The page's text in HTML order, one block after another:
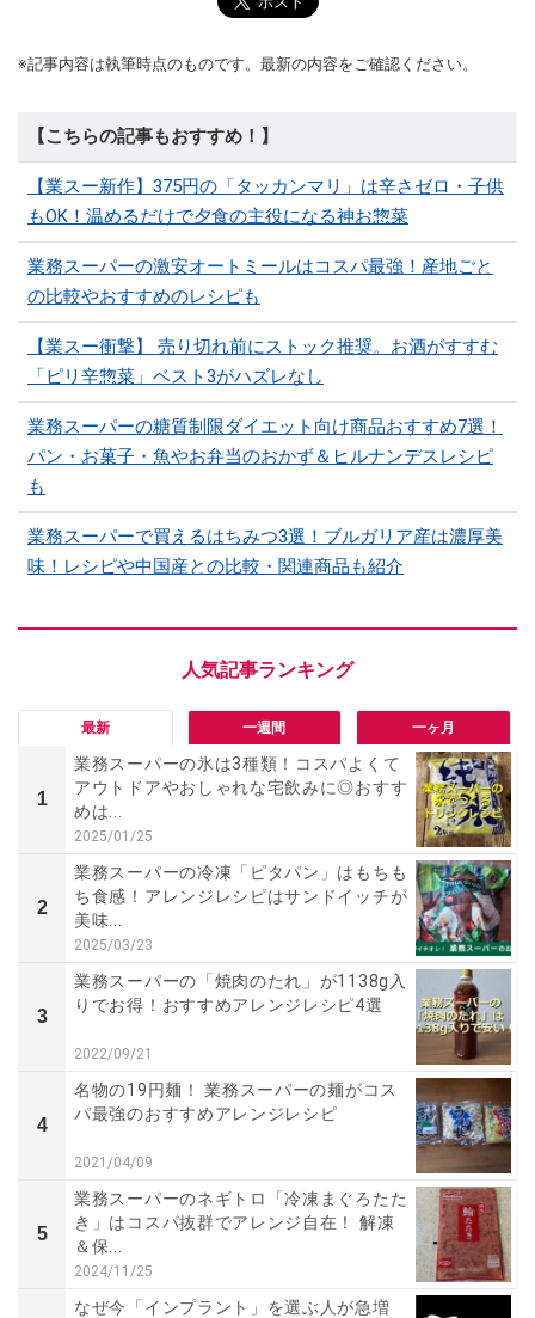
※記事内容は執筆時点のものです。最新の内容をご確認ください。
【こちらの記事もおすすめ！】
【業スー新作】375円の「タッカンマリ」は辛さゼロ・子供
もOK！温めるだけで夕食の主役になる神お惣菜
業務スーパーの激安オートミールはコスパ最強！産地ごと
の比較やおすすめのレシピも
【業スー衝撃】 売り切れ前にストック推奨。お酒がすすむ
「ピリ辛惣菜」ベスト3がハズレなし
業務スーパーの糖質制限ダイエット向け商品おすすめ7選！
パン・お菓子・魚やお弁当のおかず＆ヒルナンデスレシピ
も
業務スーパーで買えるはちみつ3選！ブルガリア産は濃厚美
味！レシピや中国産との比較・関連商品も紹介
最新 一週間 一ヶ月
1
業務スーパーの氷は3種類！コスパよくて
アウトドアやおしゃれな宅飲みに◎おすす
めは...
2025/01/25
2
業務スーパーの冷凍「ピタパン」はもちも
ち食感！アレンジレシピはサンドイッチが
美味...
2025/03/23
3
業務スーパーの「焼肉のたれ」が1138g入
りでお得！おすすめアレンジレシピ4選
2022/09/21
4
名物の19円麺！ 業務スーパーの麺がコス
パ最強のおすすめアレンジレシピ
2021/04/09
5
業務スーパーのネギトロ「冷凍まぐろたた
き」はコスパ抜群でアレンジ自在！ 解凍
＆保...
2024/11/25
なぜ今「インプラント」を選ぶ人が急増